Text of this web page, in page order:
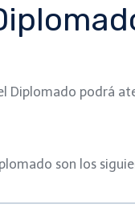
Diplomado podrá
son los